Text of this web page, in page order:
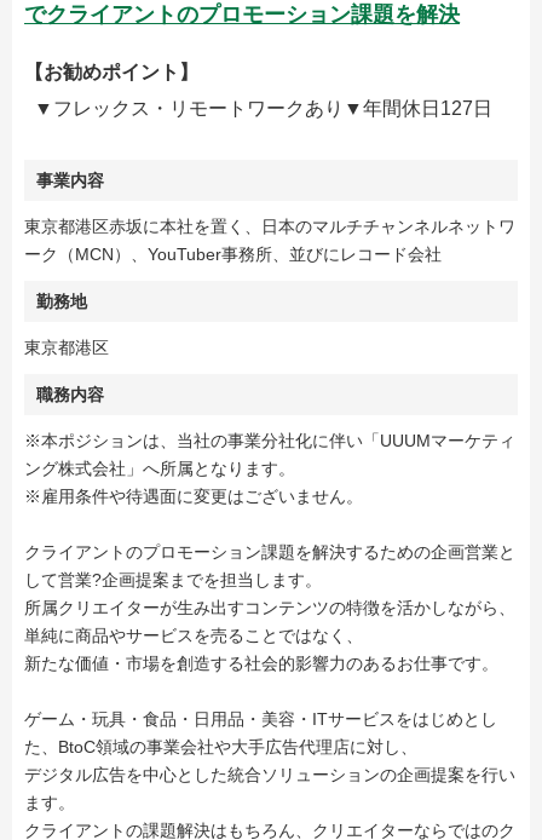
でクライアントのプロモーション課題を解決
【お勧めポイント】
▼フレックス・リモートワークあり▼年間休日127日
事業内容
東京都港区赤坂に本社を置く、日本のマルチチャンネルネットワ
ーク（MCN）、YouTuber事務所、並びにレコード会社
勤務地
東京都港区
職務内容
※本ポジションは、当社の事業分社化に伴い「UUUMマーケティ
ング株式会社」へ所属となります。
※雇用条件や待遇面に変更はございません。
クライアントのプロモーション課題を解決するための企画営業と
して営業?企画提案までを担当します。
所属クリエイターが生み出すコンテンツの特徴を活かしながら、
単純に商品やサービスを売ることではなく、
新たな価値・市場を創造する社会的影響力のあるお仕事です。
ゲーム・玩具・食品・日用品・美容・ITサービスをはじめとし
た、BtoC領域の事業会社や大手広告代理店に対し、
デジタル広告を中心とした統合ソリューションの企画提案を行い
ます。
クライアントの課題解決はもちろん、クリエイターならではのク